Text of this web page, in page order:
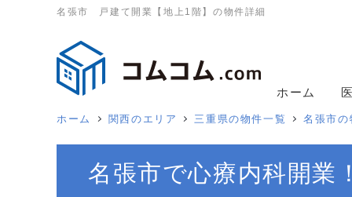
名張市 戸建て開業【地上1階】の物件詳細
ホーム
ホーム 関西のエリア 三重県の物件一覧 名張市
名張市で心療内科開業